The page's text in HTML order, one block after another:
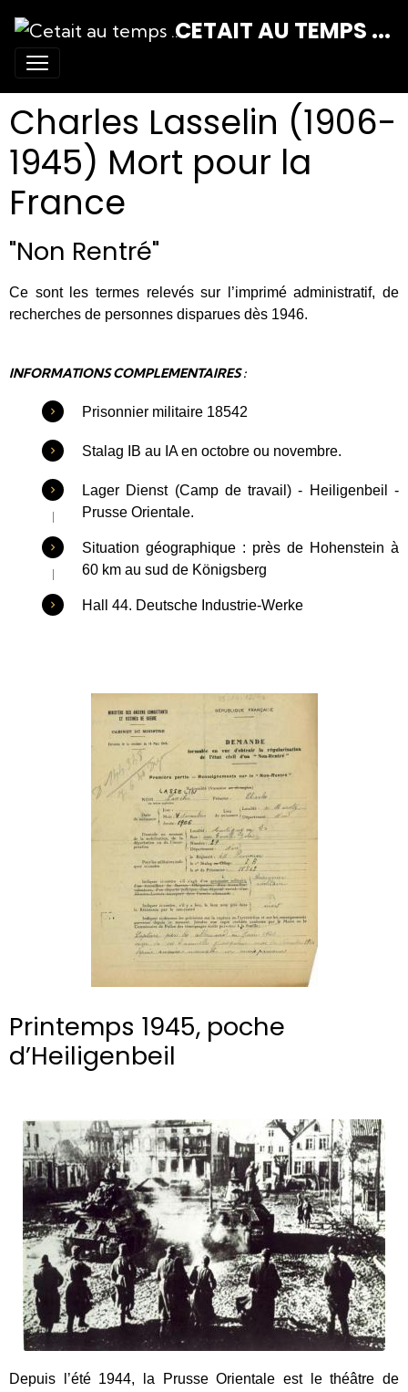
CETAIT AU TEMPS ...
Charles Lasselin (1906-
1945) Mort pour la
France
"Non Rentré"
Ce sont les termes relevés sur l’imprimé administratif, de
recherches de personnes disparues dès 1946.
INFORMATIONS COMPLEMENTAIRES :
Prisonnier militaire 18542
Stalag IB au IA en octobre ou novembre.
Lager Dienst (Camp de travail) - Heiligenbeil -
Prusse Orientale.
Situation géographique : près de Hohenstein à
60 km au sud de Königsberg
Hall 44. Deutsche Industrie-Werke
Printemps 1945, poche
d’Heiligenbeil
Depuis l’été 1944, la Prusse Orientale est le théâtre de